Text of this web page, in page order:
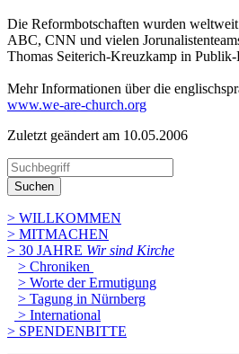
Die Reformbotschaften wurden
ABC, CNN und vielen
Thomas Seiterich-Kreuzkamp in
Mehr Informationen über die
www.we-are-church.org
Zuletzt geändert am 10­.05.2006
Suchen
> WILLKOMMEN
> MITMACHEN
> 30 JAHRE Wir sind Kirche
> Chroniken
> Worte der Ermutigung
> Tagung in Nürnberg
> International
> SPENDENBITTE